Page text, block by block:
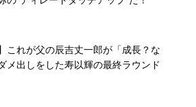
これが父の辰吉丈一郎が「成長？な
メ出しをした寿以輝の最終ラウンド